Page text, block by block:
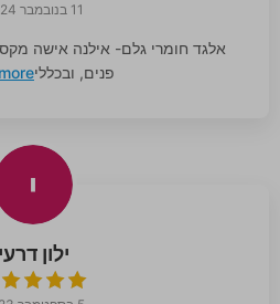
11 בנובמבר 2024
אלגד חומרי גלם- אילנה אישה
פנים, ובכלליmore
ילון דרעי